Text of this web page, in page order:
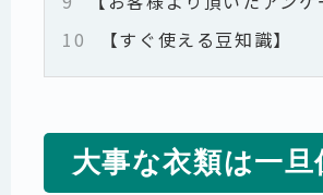
10
【すぐ使える豆知識】
大事な衣類は一旦